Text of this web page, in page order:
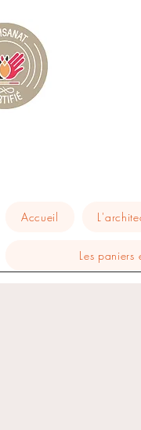
Accueil
Les paniers